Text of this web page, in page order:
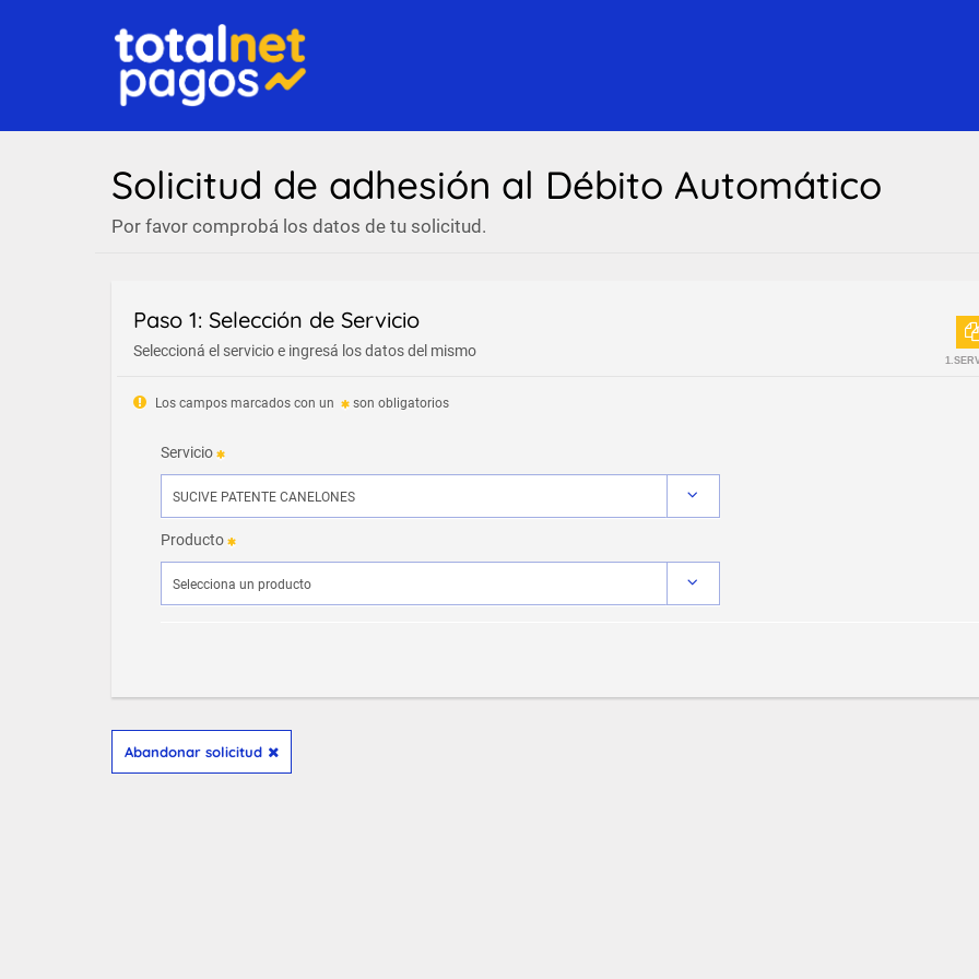
Solicitud de adhesión al Débito Automático
Por favor comprobá los datos de tu solicitud.
Paso 1: Selección de Servicio
Seleccioná el servicio e ingresá los datos del mismo
Los campos marcados con un son obligatorios
Servicio
Producto
Abandonar solicitud